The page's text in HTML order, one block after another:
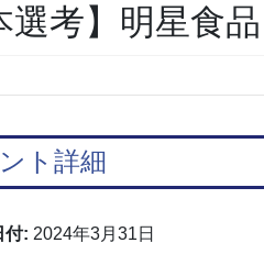
選考】明星食品
ト詳細
付: 2024年3月31日